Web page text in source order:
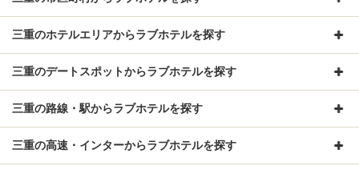
三重のホテルエリアからラブホテルを探す
三重のデートスポットからラブホテルを探す
三重の路線・駅からラブホテルを探す
三重の高速・インターからラブホテルを探す